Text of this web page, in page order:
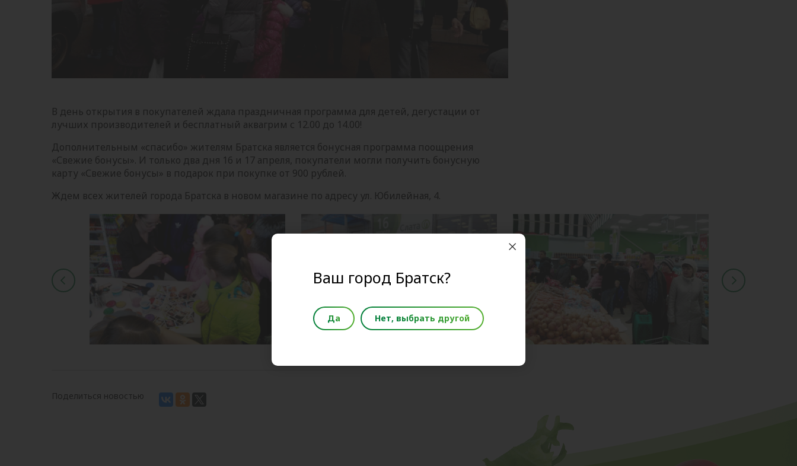
В день открытия в покупателей ждала праздничная программа для детей, дегустации от
лучших производителей и бесплатный аквагрим с 12.00 до 14.00!
Дополнительным «спасибо» жителям Братска является бонусная программа поощрения
«Свежие бонусы». И только два дня 16 и 17 апреля, покупатели могли получить бонусную
карту «Свежие бонусы» в подарок при покупке от 900 рублей.
Ждем всех жителей города Братска в новом магазине по адресу ул. Юбилейная, 4.
Поделиться новостью
Ваш город Братск?
Да Нет, выбрать другой